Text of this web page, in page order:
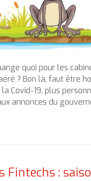
quoi pour les
? Bon là, faut être
Covid-19, plus
annonces du
Fintechs :